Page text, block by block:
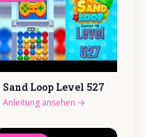
Sand Loop Level 527
Anleitung ansehen →